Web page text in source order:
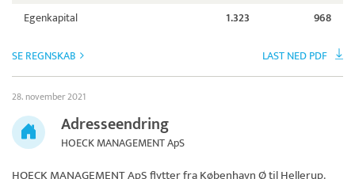
Egenkapital
1.323 968
SE REGNSKAB LAST NED PDF
28. november 2021
Adresseendring
HOECK MANAGEMENT ApS